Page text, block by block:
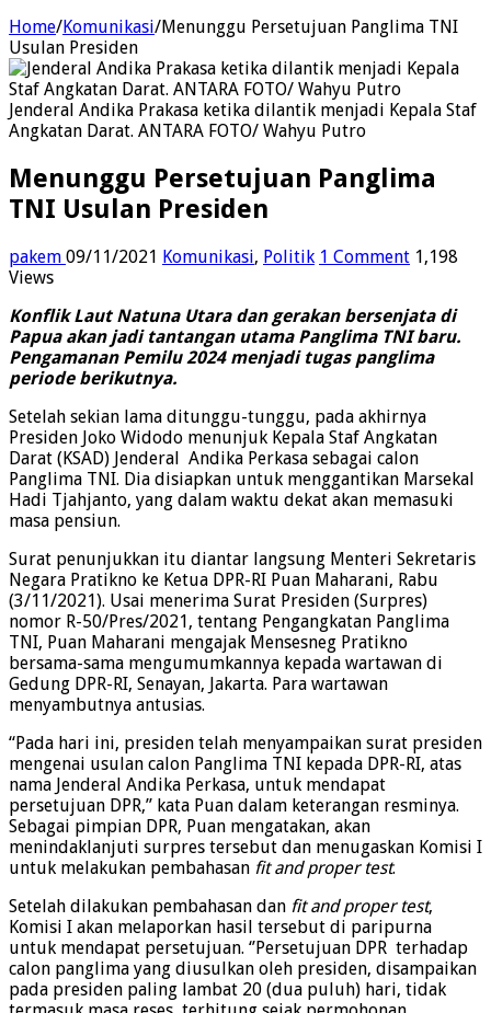
Home/Komunikasi/Menunggu Persetujuan Panglima TNI
Usulan Presiden
Jenderal Andika Prakasa ketika dilantik menjadi Kepala Staf
Angkatan Darat. ANTARA FOTO/ Wahyu Putro
Menunggu Persetujuan Panglima
TNI Usulan Presiden
pakem 09/11/2021 Komunikasi, Politik 1 Comment 1,198
Views
Konflik Laut Natuna Utara dan gerakan bersenjata di
Papua akan jadi tantangan utama Panglima TNI baru.
Pengamanan Pemilu 2024 menjadi tugas panglima
periode berikutnya.
Setelah sekian lama ditunggu-tunggu, pada akhirnya
Presiden Joko Widodo menunjuk Kepala Staf Angkatan
Darat (KSAD) Jenderal Andika Perkasa sebagai calon
Panglima TNI. Dia disiapkan untuk menggantikan Marsekal
Hadi Tjahjanto, yang dalam waktu dekat akan memasuki
masa pensiun.
Surat penunjukkan itu diantar langsung Menteri Sekretaris
Negara Pratikno ke Ketua DPR-RI Puan Maharani, Rabu
(3/11/2021). Usai menerima Surat Presiden (Surpres)
nomor R-50/Pres/2021, tentang Pengangkatan Panglima
TNI, Puan Maharani mengajak Mensesneg Pratikno
bersama-sama mengumumkannya kepada wartawan di
Gedung DPR-RI, Senayan, Jakarta. Para wartawan
menyambutnya antusias.
“Pada hari ini, presiden telah menyampaikan surat presiden
mengenai usulan calon Panglima TNI kepada DPR-RI, atas
nama Jenderal Andika Perkasa, untuk mendapat
persetujuan DPR,” kata Puan dalam keterangan resminya.
Sebagai pimpian DPR, Puan mengatakan, akan
menindaklanjuti surpres tersebut dan menugaskan Komisi I
untuk melakukan pembahasan fit and proper test.
Setelah dilakukan pembahasan dan fit and proper test,
Komisi I akan melaporkan hasil tersebut di paripurna
untuk mendapat persetujuan. ‘’Persetujuan DPR terhadap
calon panglima yang diusulkan oleh presiden, disampaikan
pada presiden paling lambat 20 (dua puluh) hari, tidak